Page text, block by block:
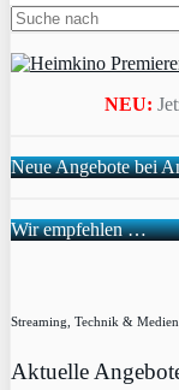
NEU:
Neue Angebote bei
Wir empfehlen …
Streaming, Technik & Medien
Aktuelle